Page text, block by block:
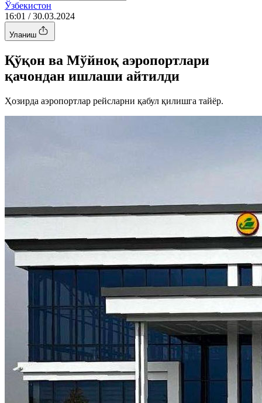
Ўзбекистон
16:01 / 30.03.2024
Уланиш
Қўқон ва Мўйноқ аэропортлари
қачондан ишлаши айтилди
Ҳозирда аэропортлар рейсларни қабул қилишга тайёр.